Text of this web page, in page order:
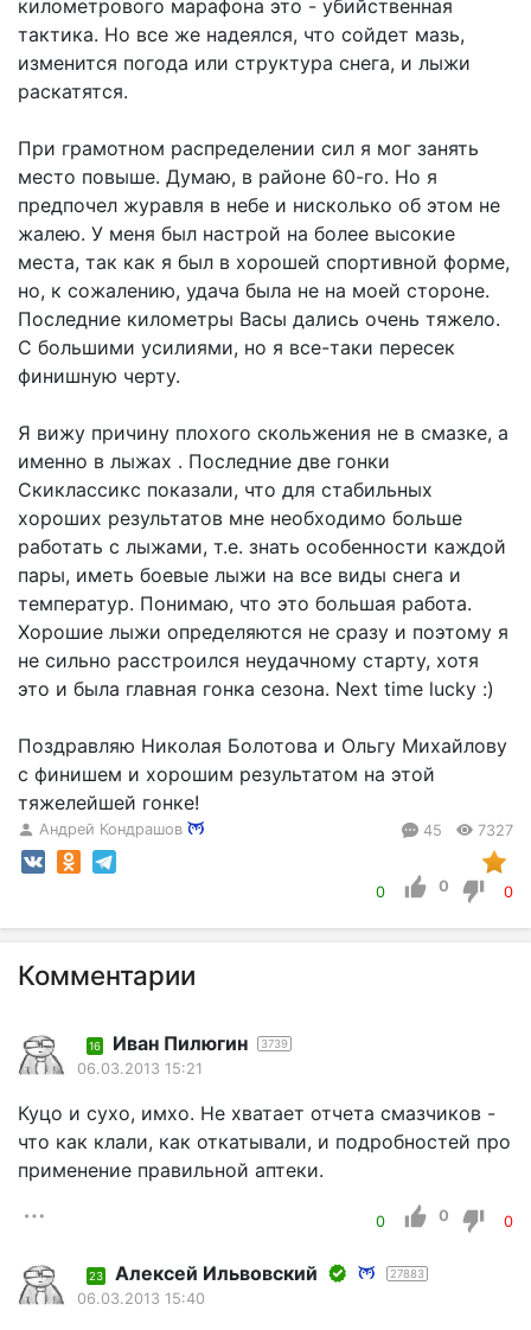
километрового марафона это - убийственная
тактика. Но все же надеялся, что сойдет мазь,
изменится погода или структура снега, и лыжи
раскатятся.
При грамотном распределении сил я мог занять
место повыше. Думаю, в районе 60-го. Но я
предпочел журавля в небе и нисколько об этом не
жалею. У меня был настрой на более высокие
места, так как я был в хорошей спортивной форме,
но, к сожалению, удача была не на моей стороне.
Последние километры Васы дались очень тяжело.
С большими усилиями, но я все-таки пересек
финишную черту.
Я вижу причину плохого скольжения не в смазке, а
именно в лыжах . Последние две гонки
Скиклассикс показали, что для стабильных
хороших результатов мне необходимо больше
работать с лыжами, т.е. знать особенности каждой
пары, иметь боевые лыжи на все виды снега и
температур. Понимаю, что это большая работа.
Хорошие лыжи определяются не сразу и поэтому я
не сильно расстроился неудачному старту, хотя
это и была главная гонка сезона. Next time lucky :)
Поздравляю Николая Болотова и Ольгу Михайлову
с финишем и хорошим результатом на этой
тяжелейшей гонке!
Андрей Кондрашов 45 7327
0 0 0
Комментарии
16 Иван Пилюгин 3739
06.03.2013 15:21
Куцо и сухо, имхо. Не хватает отчета смазчиков -
что как клали, как откатывали, и подробностей про
применение правильной аптеки.
0 0 0
23 Алексей Ильвовский 27883
06.03.2013 15:40